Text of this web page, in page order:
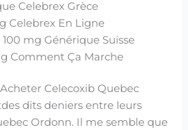
Celebrex Grèce
Celebrex En Ligne
mg Générique Suisse
Comment Ça Marche
Celecoxib Quebec
dits deniers entre leurs
Ordonn. Il me semble que